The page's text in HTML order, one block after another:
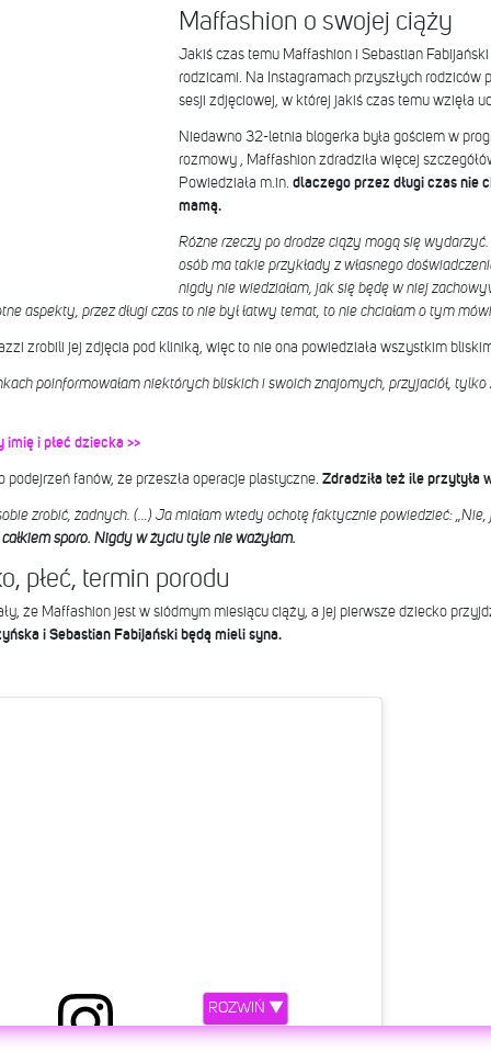
Maffashion o swojej ciąży
Jakiś czas temu Maffashion i Sebastian
rodzicami. Na Instagramach przyszłych rodziców
sesji zdjęciowej, w której jakiś czas temu wzięła
Niedawno 32-letnia blogerka była gościem w
rozmowy , Maffashion zdradziła więcej
Powiedziała m.in. dlaczego przez długi czas nie
mamą.
Różne rzeczy po drodze ciąży mogą się
osób ma takie przykłady z własnego
nigdy nie wiedziałam, jak się będę w niej
aspekty, przez długi czas to nie był łatwy temat, to nie chciałam o tym
zrobili jej zdjęcia pod kliniką, więc to nie ona powiedziała wszystkim
poinformowałam niektórych bliskich i swoich znajomych, przyjaciół, tylko
imię i płeć dziecka >>
podejrzeń fanów, że przeszła operacje plastyczne. Zdradziła też ile przytyła
zrobić, żadnych. (…) Ja miałam wtedy ochotę faktycznie powiedzieć:
sporo. Nigdy w życiu tyle nie ważyłam.
płeć, termin porodu
że Maffashion jest w siódmym miesiącu ciąży, a jej pierwsze dziecko
i Sebastian Fabijański będą mieli syna.
ROZWIŃ ▼